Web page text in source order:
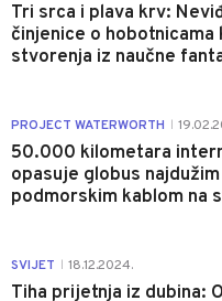
Tri srca i plava krv:
činjenice o hobotnicama
stvorenja iz naučne
PROJECT WATERWORTH
50.000 kilometara
opasuje globus najdužim
podmorskim kablom na
SVIJET 18.12.2024.
Tiha prijetnja iz dubina: